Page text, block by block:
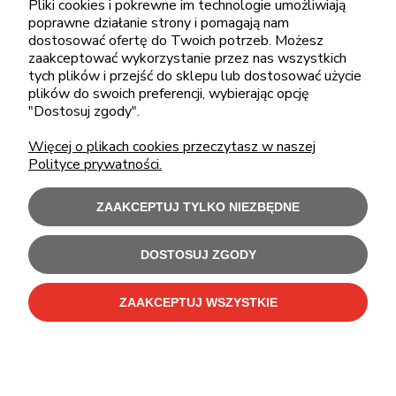
sklep@cebit.pl
ZAKUPY
POMOC
MOJE KONTO
INFORMACJE
Użytkowanie sklepu oznacza zgodę na wykorzystywanie plików cookies.
Pliki cookies i pokrewne im technologie umożliwiają
poprawne działanie strony i pomagają nam
dostosować ofertę do Twoich potrzeb. Możesz
zaakceptować wykorzystanie przez nas wszystkich
tych plików i przejść do sklepu lub dostosować użycie
plików do swoich preferencji, wybierając opcję
"Dostosuj zgody".
Więcej o plikach cookies przeczytasz w naszej
Polityce prywatności.
ZAAKCEPTUJ TYLKO NIEZBĘDNE
DOSTOSUJ ZGODY
ZAAKCEPTUJ WSZYSTKIE